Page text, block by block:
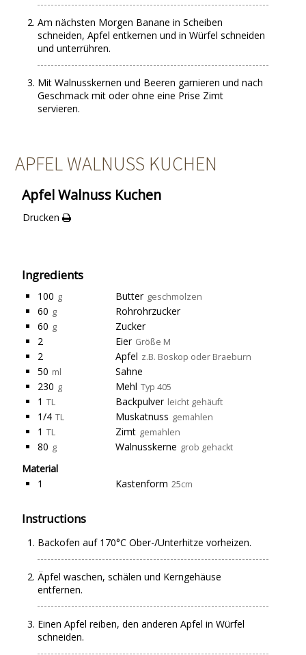
Am nächsten Morgen Banane in Scheiben
schneiden, Apfel entkernen und in Würfel schneiden
und unterrühren.
Mit Walnusskernen und Beeren garnieren und nach
Geschmack mit oder ohne eine Prise Zimt
servieren.
APFEL WALNUSS KUCHEN
Apfel Walnuss Kuchen
Drucken
Ingredients
100 g Butter geschmolzen
60 g
Rohrohrzucker
60 g
Zucker
2
Eier Größe M
2 Apfel z.B. Boskop oder Braeburn
50 ml
Sahne
230 g Mehl Typ 405
1 TL Backpulver leicht gehäuft
1/4 TL Muskatnuss gemahlen
1 TL Zimt gemahlen
80 g Walnusskerne grob gehackt
Material
1
Kastenform 25cm
Instructions
Backofen auf 170°C Ober-/Unterhitze vorheizen.
Äpfel waschen, schälen und Kerngehäuse
entfernen.
Einen Apfel reiben, den anderen Apfel in Würfel
schneiden.